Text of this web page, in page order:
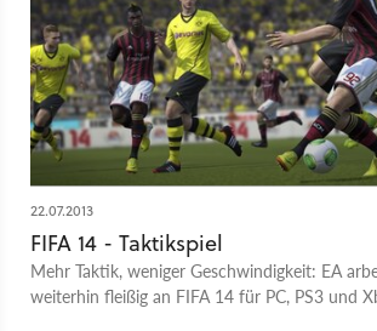
22.07.2013
FIFA 14 - Taktikspiel
Mehr Taktik, weniger Geschwindigkeit: EA
weiterhin fleißig an FIFA 14 für PC, PS3 und